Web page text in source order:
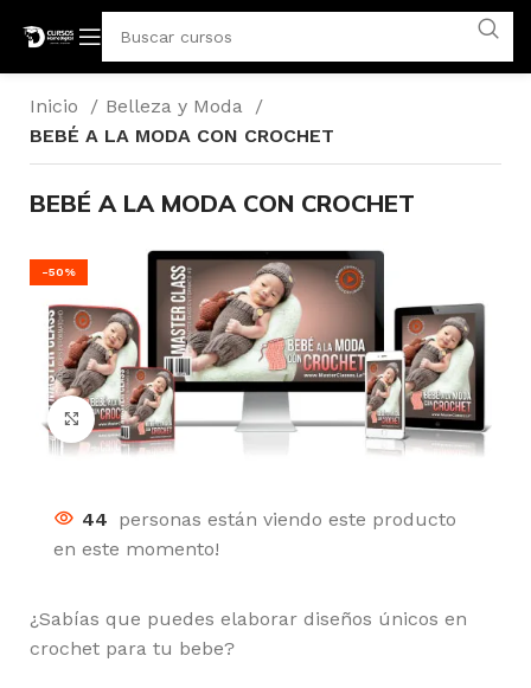
Inicio
Belleza y Moda
BEBÉ A LA MODA CON CROCHET
BEBÉ A LA MODA CON CROCHET
-50%
Click para agrandar
44 personas están viendo este producto
en este momento!
¿Sabías que puedes elaborar diseños únicos en
crochet para tu bebe?